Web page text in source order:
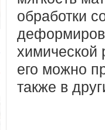
обработки
химической
его можно
также в